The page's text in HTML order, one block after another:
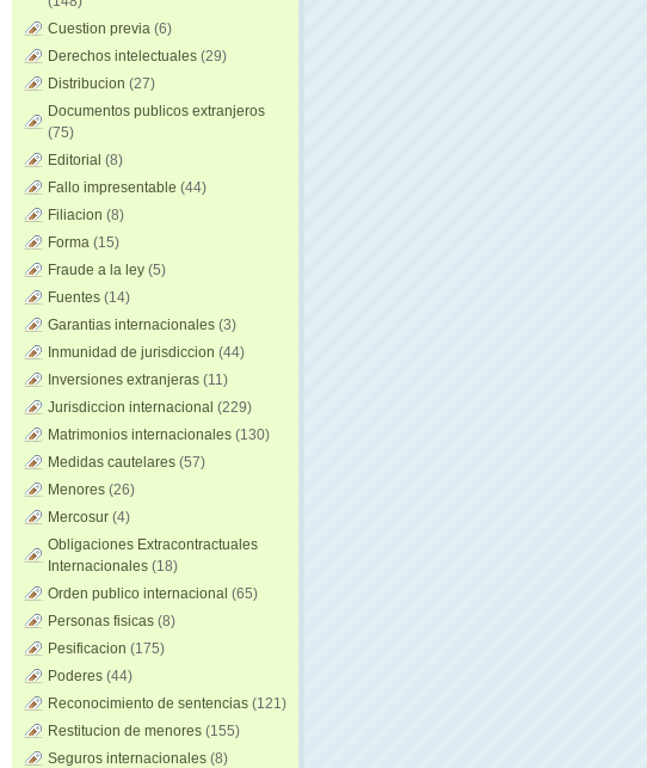
Cuestion previa (6)
Derechos intelectuales (29)
Distribucion (27)
Documentos publicos extranjeros
(75)
Editorial (8)
Fallo impresentable (44)
Filiacion (8)
Forma (15)
Fraude a la ley (5)
Fuentes (14)
Garantias internacionales (3)
Inmunidad de jurisdiccion (44)
Inversiones extranjeras (11)
Jurisdiccion internacional (229)
Matrimonios internacionales (130)
Medidas cautelares (57)
Menores (26)
Mercosur (4)
Obligaciones Extracontractuales
Internacionales (18)
Orden publico internacional (65)
Personas fisicas (8)
Pesificacion (175)
Poderes (44)
Reconocimiento de sentencias (121)
Restitucion de menores (155)
Seguros internacionales (8)